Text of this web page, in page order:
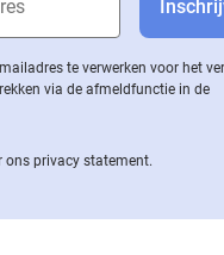
te verwerken voor het
via de af­meld­func­tie in de
ons privacy statement.